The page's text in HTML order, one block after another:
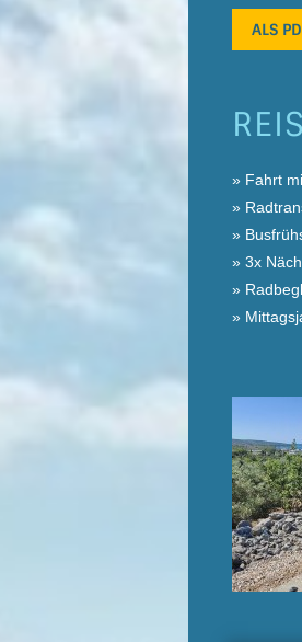
ALS
» Fahrt
»
»
» 3x
»
»